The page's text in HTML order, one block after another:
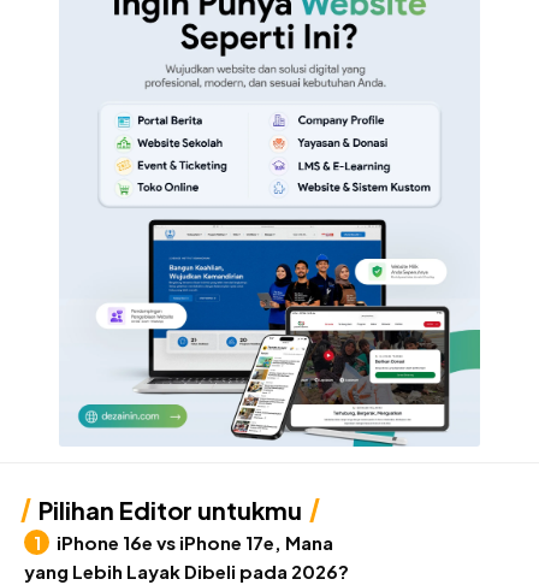
Pilihan Editor untukmu
iPhone 16e vs iPhone 17e, Mana
yang Lebih Layak Dibeli pada 2026?